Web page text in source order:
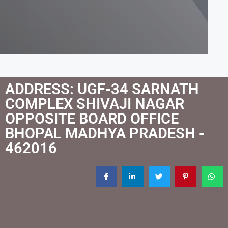
ADDRESS: UGF-34 SARNATH
COMPLEX SHIVAJI NAGAR
OPPOSITE BOARD OFFICE
BHOPAL MADHYA PRADESH -
462016